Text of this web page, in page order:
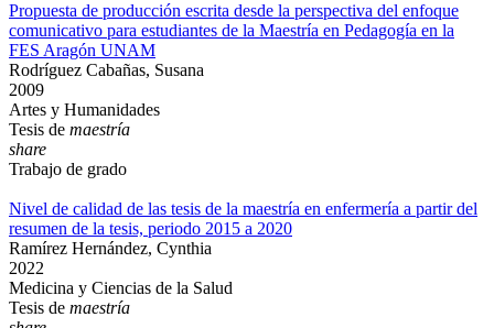
Propuesta de producción escrita desde la perspectiva del enfoque
comunicativo para estudiantes de la Maestría en Pedagogía en la
FES Aragón UNAM
Rodríguez Cabañas, Susana
2009
Artes y Humanidades
Tesis de maestría
share
Trabajo de grado
Nivel de calidad de las tesis de la maestría en enfermería a partir del
resumen de la tesis, periodo 2015 a 2020
Ramírez Hernández, Cynthia
2022
Medicina y Ciencias de la Salud
Tesis de maestría